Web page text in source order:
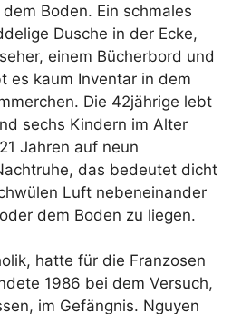
Boden. Ein schmales
Dusche in der Ecke,
einem Bücherbord und
es kaum Inventar in dem
Die 42jährige lebt
sechs Kindern im Alter
Jahren auf neun
das bedeutet dicht
Luft nebeneinander
dem Boden zu liegen.
hatte für die Franzosen
1986 bei dem Versuch,
im Gefängnis. Nguyen